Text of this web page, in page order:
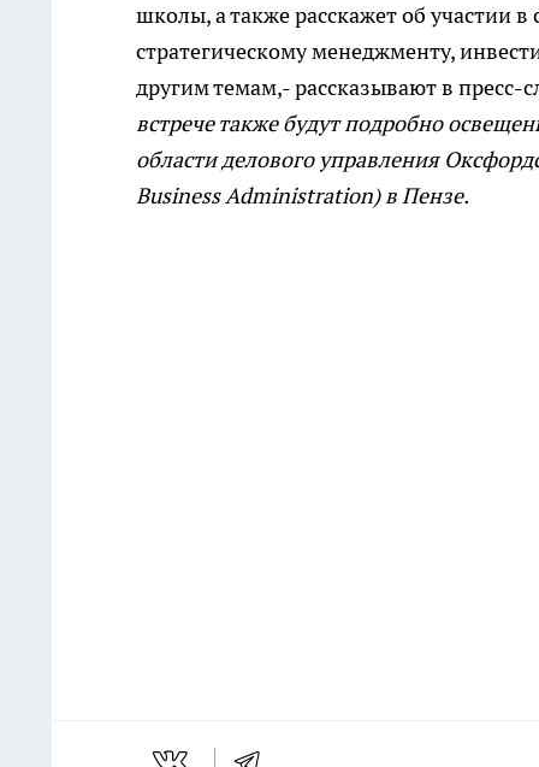
школы, а также расскажет об участии
стратегическому менеджменту,
другим темам,- рассказывают в пресс-
встрече также будут подробно
области делового управления
Business Administration) в Пензе.